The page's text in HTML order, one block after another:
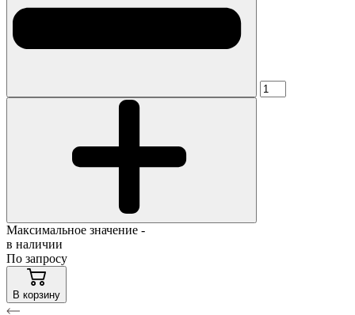
Максимальное значение -
в наличии
По запросу
В корзину